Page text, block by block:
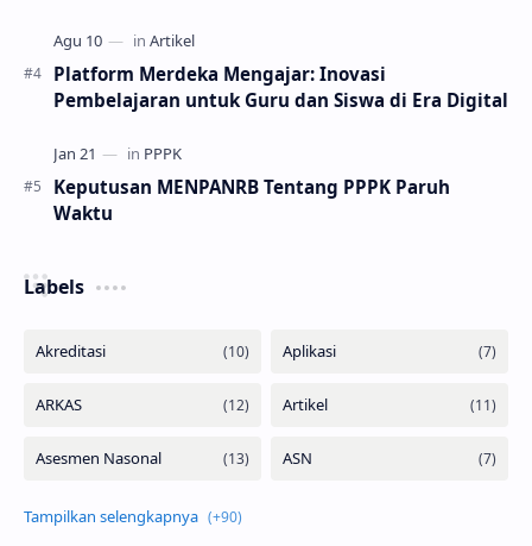
Platform Merdeka Mengajar: Inovasi
Pembelajaran untuk Guru dan Siswa di Era Digital
Keputusan MENPANRB Tentang PPPK Paruh
Waktu
Labels